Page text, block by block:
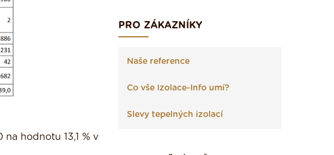
hodnotu 13,1 % v
PRO ZÁKAZNÍKY
Naše reference
Co vše Izolace-Info umí?
Slevy tepelných izolací